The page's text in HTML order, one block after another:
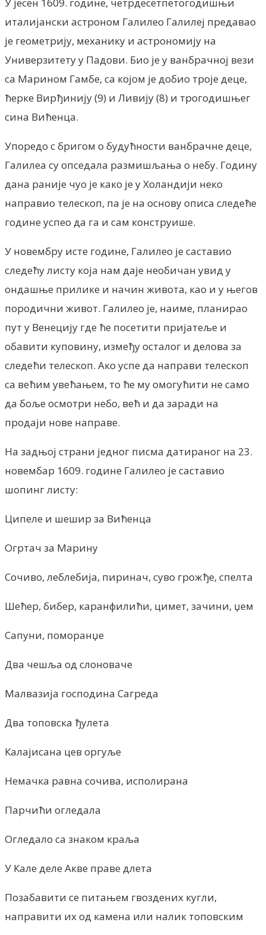
италијански астроном Галилео Галилеј предавао
је геометрију, механику и астрономију на
Универзитету у Падови. Био је у ванбрачној вези
са Марином Гамбе, са којом је добио троје деце,
ћерке Вирђинију (9) и Ливију (8) и трогодишњег
сина Вићенца.
Упоредо с бригом о будућности ванбрачне деце,
Галилеа су опседала размишљања о небу. Годину
дана раније чуо је како је у Холандији неко
направио телескоп, па је на основу описа следеће
године успео да га и сам конструише.
У новембру исте године, Галилео је саставио
следећу листу која нам даје необичан увид у
ондашње прилике и начин живота, као и у његов
породични живот. Галилео је, наиме, планирао
пут у Венецију где ће посетити пријатеље и
обавити куповину, између осталог и делова за
следећи телескоп. Ако успе да направи телескоп
са већим увећањем, то ће му омогућити не само
да боље осмотри небо, већ и да заради на
продаји нове направе.
На задњој страни једног писма датираног на 23.
новембар 1609. године Галилео је саставио
шопинг листу:
Ципеле и шешир за Вићенца
Огртач за Марину
Сочиво, леблебија, пиринач, суво грожђе, спелта
Шећер, бибер, каранфилићи, цимет, зачини, џем
Сапуни, поморанџе
Два чешља од слоноваче
Малвазија господина Сагреда
Два топовска ђулета
Калајисана цев оргуље
Немачка равна сочива, исполирана
Парчићи огледала
Огледало са знаком краља
У Кале деле Акве праве длета
Позабавити се питањем гвоздених кугли,
направити их од камена или налик топовским